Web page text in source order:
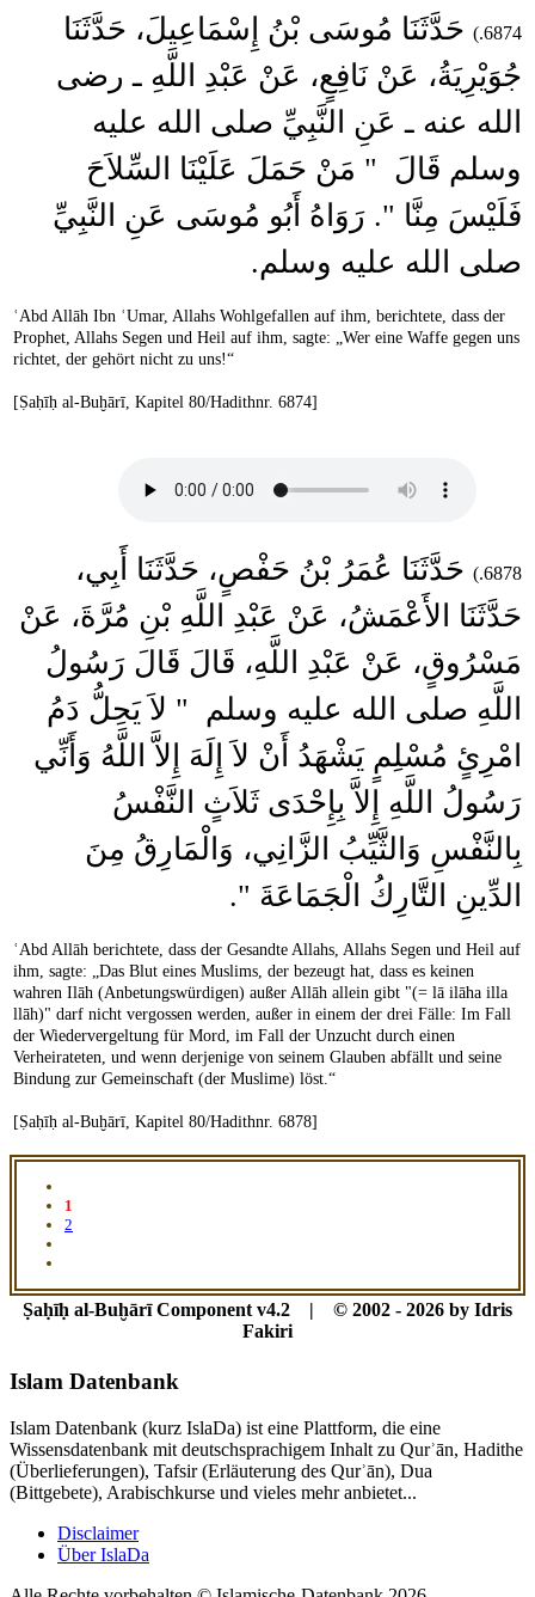
6874.)
حَدَّثَنَا مُوسَى بْنُ إِسْمَاعِيلَ، حَدَّثَنَا
جُوَيْرِيَةُ، عَنْ نَافِعٍ، عَنْ عَبْدِ اللَّهِ ـ رضى
الله عنه ـ عَنِ النَّبِيِّ صلى الله عليه
وسلم قَالَ ‏ "‏ مَنْ حَمَلَ عَلَيْنَا السِّلاَحَ
فَلَيْسَ مِنَّا ‏"‏‏.‏ رَوَاهُ أَبُو مُوسَى عَنِ النَّبِيِّ
صلى الله عليه وسلم‏.‏
ʿAbd Allāh Ibn ʿUmar, Allahs Wohlgefallen auf ihm, berichtete, dass der
Prophet, Allahs Segen und Heil auf ihm, sagte: „Wer eine Waffe gegen uns
richtet, der gehört nicht zu uns!“
[Ṣaḥīḥ al-Buḫārī, Kapitel 80/Hadithnr. 6874]
6878.)
حَدَّثَنَا عُمَرُ بْنُ حَفْصٍ، حَدَّثَنَا أَبِي،
حَدَّثَنَا الأَعْمَشُ، عَنْ عَبْدِ اللَّهِ بْنِ مُرَّةَ، عَنْ
مَسْرُوقٍ، عَنْ عَبْدِ اللَّهِ، قَالَ قَالَ رَسُولُ
اللَّهِ صلى الله عليه وسلم ‏ "‏ لاَ يَحِلُّ دَمُ
امْرِئٍ مُسْلِمٍ يَشْهَدُ أَنْ لاَ إِلَهَ إِلاَّ اللَّهُ وَأَنِّي
رَسُولُ اللَّهِ إِلاَّ بِإِحْدَى ثَلاَثٍ النَّفْسُ
بِالنَّفْسِ وَالثَّيِّبُ الزَّانِي، وَالْمَارِقُ مِنَ
الدِّينِ التَّارِكُ الْجَمَاعَةَ ‏"‏‏.‏
ʿAbd Allāh berichtete, dass der Gesandte Allahs, Allahs Segen und Heil auf
ihm, sagte: „Das Blut eines Muslims, der bezeugt hat, dass es keinen
wahren Ilāh (Anbetungswürdigen) außer Allāh allein gibt "(= lā ilāha illa
llāh)" darf nicht vergossen werden, außer in einem der drei Fälle: Im Fall
der Wiedervergeltung für Mord, im Fall der Unzucht durch einen
Verheirateten, und wenn derjenige von seinem Glauben abfällt und seine
Bindung zur Gemeinschaft (der Muslime) löst.“
[Ṣaḥīḥ al-Buḫārī, Kapitel 80/Hadithnr. 6878]
1
2
Ṣaḥīḥ al-Buḫārī Component v4.2 | © 2002 - 2026 by Idris
Fakiri
Islam Datenbank
Islam Datenbank (kurz IslaDa) ist eine Plattform, die eine
Wissensdatenbank mit deutschsprachigem Inhalt zu Qurʾān, Hadithe
(Überlieferungen), Tafsir (Erläuterung des Qurʾān), Dua
(Bittgebete), Arabischkurse und vieles mehr anbietet...
Disclaimer
Über IslaDa